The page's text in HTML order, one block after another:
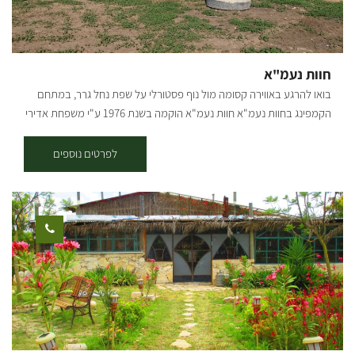
חוות נעמ"א
בואו להרגע באווירה קסומה מול נוף פסטורלי על שפת נחל גרר, במתחם
הקמפינג בחוות נעמ"א חוות נעמ"א הוקמה בשנת 1976 ע"י משפחת אדירי
בתנאי בעל של דגנים, מטע זיתים ושלוחת תיירות הכוללת לינת שטח, חניון
קרוונים, קמפינג ומתחם לאירועים חברתיים. לרשות המבקרים במקום
עומדים מתחמי שינה מסודרים, חדר אוכל ומטבח מצויד, מתחם מקלחות
ושירותים, פינות מדורה ומנגל ופינת חי. כל מה שצריך בשביל קמפינג
מתוקתק ומפנק, שעדיין ייתן לכם תחושה של חיק הטבע. למבקרים במקום
קיימת האפשרות לסיורים מודרכים בדיר הצאן הכוללים חליבה והשתתפות
פעילה בהשקיית טלאים מבקבוקי חלב. המקום כולו בנוי לנוחות מקסימלית
של המבקרים ומונגש לאוכלוסיות בעלות מוגבלויות . מתחם קמפינג, חנייה
קראוונים וחאן לינה שטח אשר כולל: 6 חדרי חאן ממוזגים, המתאימות ל 8
אורחים בכל יחידה (צמוד למטבח המרכזי). 2 חדרי חאן ממוזגים
המתאימות ל 12 אורחים בכל יחידה (מטבח וחדר אוכל ל-2 היחידות הללו).
לפרטים נוספים